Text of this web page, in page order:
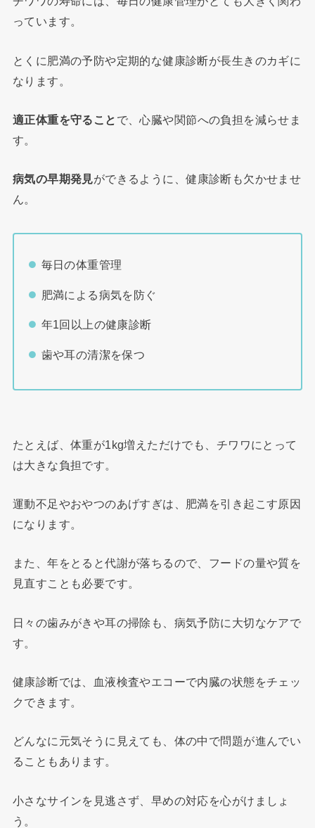
っています。
とくに肥満の予防や定期的な健康診断が長生きのカギに
なります。
適正体重を守ること で、心臓や関節への負担を減らせま
す。
病気の早期発見ができるように、健康診断も欠かせませ
ん。
毎日の体重管理
肥満による病気を防ぐ
年1回以上の健康診断
歯や耳の清潔を保つ
たとえば、体重が1kg増えただけでも、チワワにとって
は大きな負担です。
運動不足やおやつのあげすぎは、肥満を引き起こす原因
になります。
また、年をとると代謝が落ちるので、フードの量や質を
見直すことも必要です。
日々の歯みがきや耳の掃除も、病気予防に大切なケアで
す。
健康診断では、血液検査やエコーで内臓の状態をチェッ
クできます。
どんなに元気そうに見えても、体の中で問題が進んでい
ることもあります。
小さなサインを見逃さず、早めの対応を心がけましょ
う。